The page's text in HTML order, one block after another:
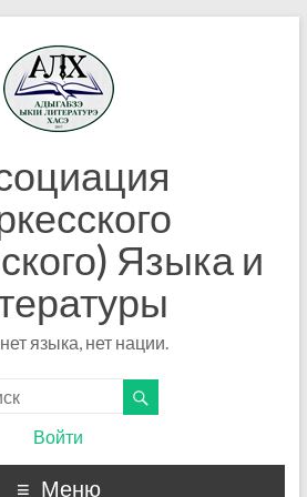
Языка и
языка, нет нации.
Войти
Меню